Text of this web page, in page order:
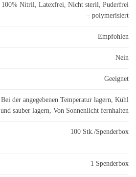
100% Nitril, Latexfrei, Nicht steril, Puderfrei
– polymerisiert
Empfohlen
Nein
Geeignet
Bei der angegebenen Temperatur lagern, Kühl
und sauber lagern, Von Sonnenlicht fernhalten
100 Stk./Spenderbox
1 Spenderbox